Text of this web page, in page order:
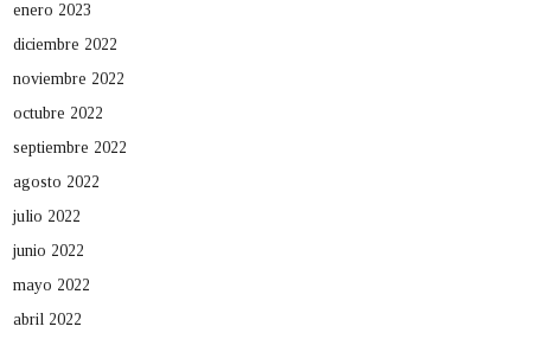
enero 2023
diciembre 2022
noviembre 2022
octubre 2022
septiembre 2022
agosto 2022
julio 2022
junio 2022
mayo 2022
abril 2022